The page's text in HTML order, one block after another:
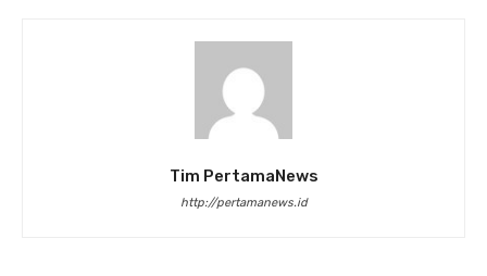
Tim PertamaNews
http://pertamanews.id